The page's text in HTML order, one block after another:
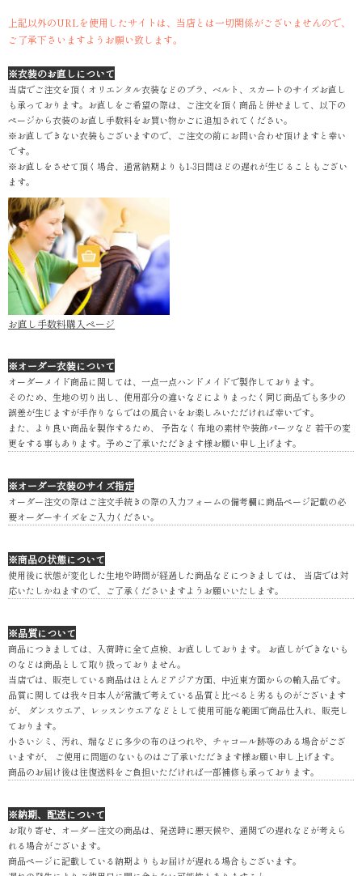
上記以外のURLを使用したサイトは、当店とは一切関係がございませんので、
ご了承下さいますようお願い致します。
※衣装のお直しについて
当店でご注文を頂くオリエンタル衣装などのブラ、ベルト、スカートのサイズお直し
も承っております。お直しをご希望の際は、ご注文を頂く商品と併せまして、以下の
ページから衣装のお直し手数料をお買い物かごに追加されてください。
※お直しできない衣装もございますので、ご注文の前にお問い合わせ頂けますと幸い
です。
※お直しをさせて頂く場合、通常納期よりも1-3日間ほどの遅れが生じることもござい
ます。
お直し手数料購入ページ
※オーダー衣装について
オーダーメイド商品に関しては、一点一点ハンドメイドで製作しております。
そのため、生地の切り出し、使用部分の違いなどによりまったく同じ商品でも多少の
誤差が生じますが手作りならではの風合いをお楽しみいただければ幸いです。
また、より良い商品を製作するため、 予告なく布地の素材や装飾パーツなど 若干の変
更をする事もあります。予めご了承いただきます様お願い申し上げます。
※オーダー衣装のサイズ指定
オーダー注文の際はご注文手続きの際の入力フォームの備考欄に商品ページ記載の必
要オーダーサイズをご入力ください。
※商品の状態について
使用後に状態が変化した生地や時間が経過した商品などにつきましては、 当店では対
応いたしかねますので、ご了承くださいますようお願いいたします。
※品質について
商品につきましては、入荷時に全て点検、お直ししております。 お直しができないも
のなどは商品として取り扱っておりません。
当店では、販売している商品はほとんどアジア方面、中近東方面からの輸入品です。
品質に関しては我々日本人が常識で考えている品質と比べると劣るものがございます
が、 ダンスウエア、レッスンウエアなどとして使用可能な範囲で商品仕入れ、販売し
ております。
小さいシミ、汚れ、端などに多少の布のほつれや、チャコール跡等のある場合がござ
いますが、 ご使用に問題のないものはご了承いただきます様お願い申し上げます。
商品のお届け後は往復送料をご負担いただければ一部補修も承っております。
※納期、配送について
お取り寄せ、オーダー注文の商品は、発送時に悪天候や、通関での遅れなどが考えら
れる場合がございます。
商品ページに記載している納期よりもお届けが遅れる場合もございます。